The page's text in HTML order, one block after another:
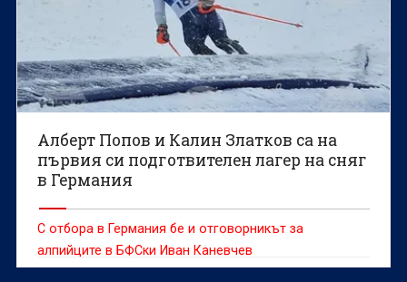
Алберт Попов и Калин Златков са на
първия си подготвителен лагер на сняг
в Германия
С отбора в Германия бе и отговорникът за
алпийците в БФСки Иван Каневчев